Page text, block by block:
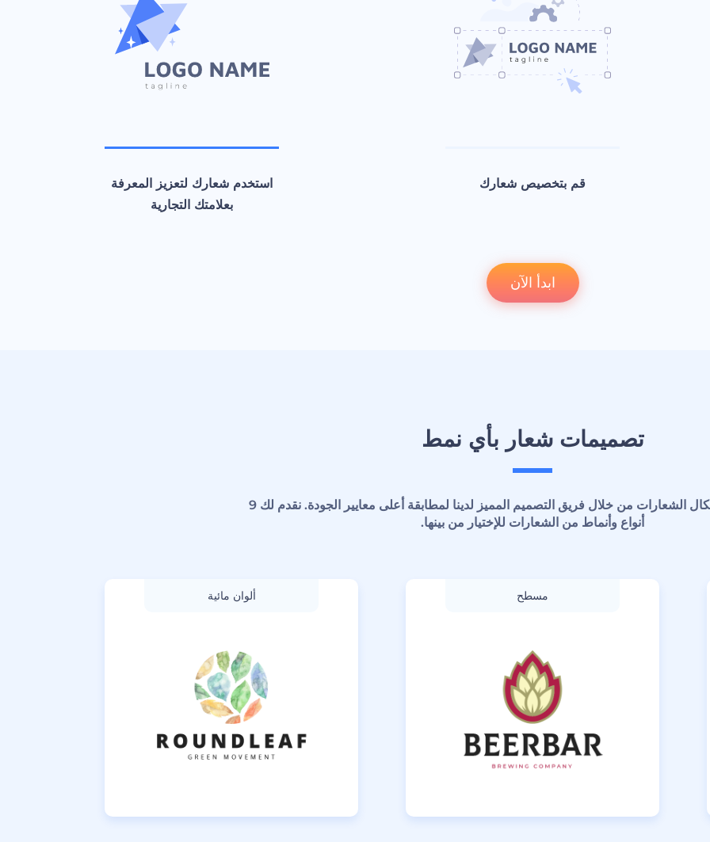
قم بتخصيص شعارك
استخدم شعارك لتعزيز المعرفة
بعلامتك التجارية
ابدأ الآن
تصميمات شعار بأي نمط
تمت صناعة جميع أشكال الشعارات من خلال فريق التصميم المميز لدينا لمطابقة أعلى معايير الجودة. نقدم لك 9
أنواع وأنماط من الشعارات للإختيار من بينها.
مسطح ألوان مائية